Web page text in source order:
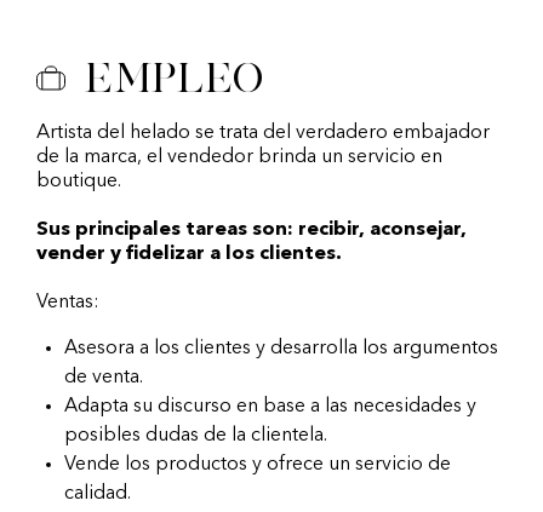
Empleo
Artista del helado se trata del verdadero embajador
de la marca, el vendedor brinda un servicio en
boutique.
Sus principales tareas son: recibir, aconsejar,
vender y fidelizar a los clientes.
Ventas:
Asesora a los clientes y desarrolla los argumentos
de venta.
Adapta su discurso en base a las necesidades y
posibles dudas de la clientela.
Vende los productos y ofrece un servicio de
calidad.